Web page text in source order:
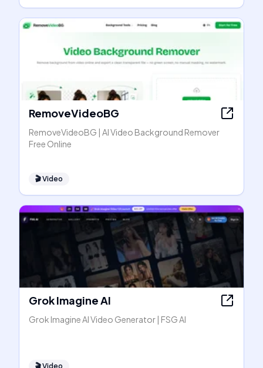
RemoveVideoBG
RemoveVideoBG | AI Video Background Remover
Free Online
🎬Video
Grok Imagine AI
Grok Imagine AI Video Generator | FSG AI
🎬Video